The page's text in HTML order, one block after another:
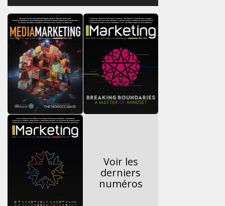
Voir les
derniers
numéros